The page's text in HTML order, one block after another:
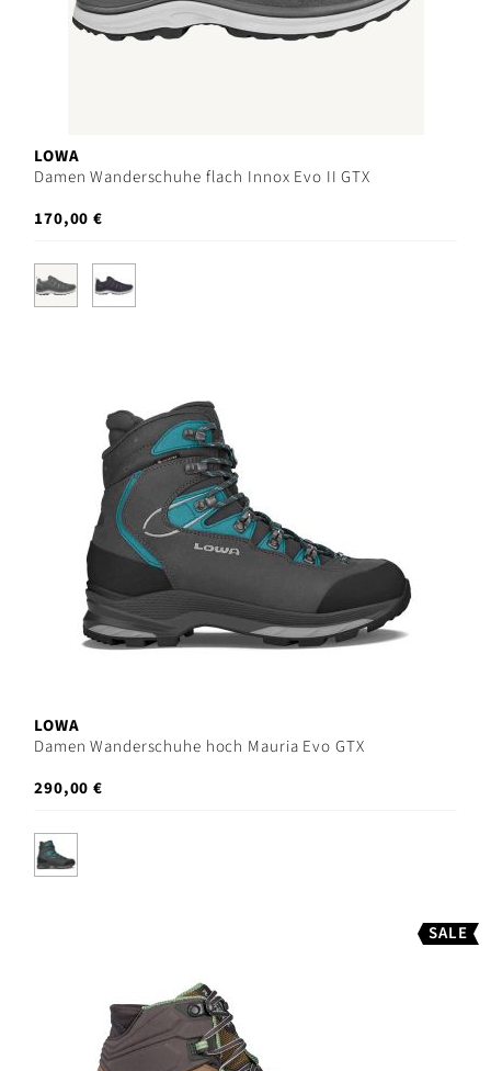
LOWA
Damen Wanderschuhe flach Innox Evo II GTX
170,00 €
LOWA
Damen Wanderschuhe hoch Mauria Evo GTX
290,00 €
SALE